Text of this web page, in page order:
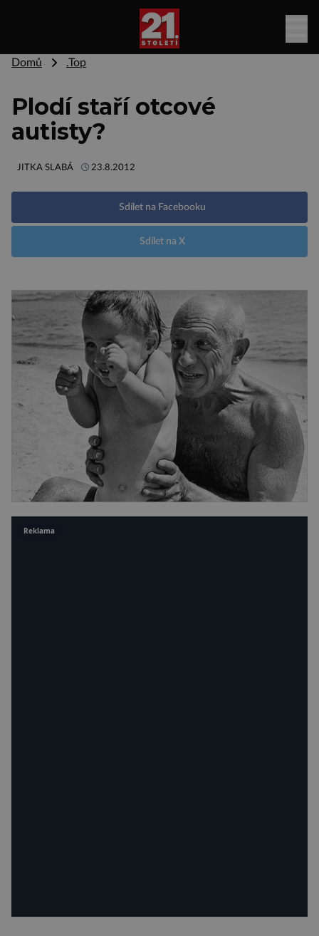
Domů .Top
Plodí staří otcové
autisty?
JITKA SLABÁ 23.8.2012
Sdílet na Facebooku
Sdílet na X
Reklama